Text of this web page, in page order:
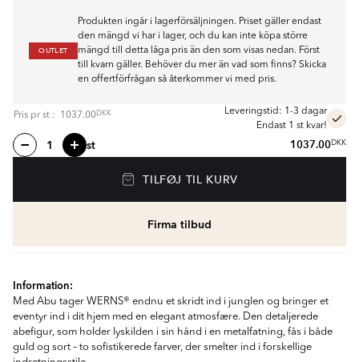
OUTLET
Produkten ingår i lagerförsäljningen. Priset gäller endast
den mängd vi har i lager, och du kan inte köpa större
mängd till detta låga pris än den som visas nedan. Först
till kvarn gäller. Behöver du mer än vad som finns? Skicka
en offertförfrågan så återkommer vi med pris.
Pris pr st : 1037.00DKK
Leveringstid: 1-3 dagar
Endast 1 st kvar!
st 1037.00DKK
TILFØJ TIL KURV
Firma tilbud
Information:
Med Abu tager WERNS® endnu et skridt ind i junglen og bringer et
eventyr ind i dit hjem med en elegant atmosfære. Den detaljerede
abefigur, som holder lyskilden i sin hånd i en metalfatning, fås i både
guld og sort – to sofistikerede farver, der smelter ind i forskellige